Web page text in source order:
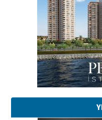
Esat
TRT’NİN
09 Ağustos 2026
Kadir
29 Haziran 2026
Kenan